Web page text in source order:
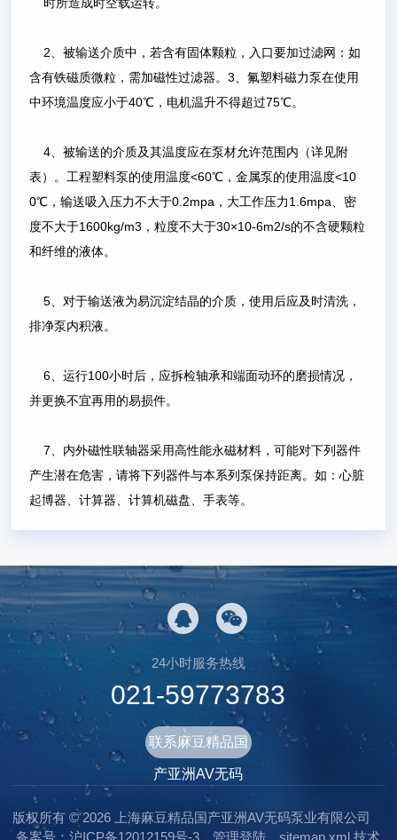
2、被输送介质中，若含有固体颗粒，入口要加过滤网：如
含有铁磁质微粒，需加磁性过滤器。3、氟塑料磁力泵在使用
中环境温度应小于40℃，电机温升不得超过75℃。
4、被输送的介质及其温度应在泵材允许范围内（详见附
表）。工程塑料泵的使用温度<60℃，金属泵的使用温度<10
0℃，输送吸入压力不大于0.2mpa，大工作压力1.6mpa、密
度不大于1600kg/m3，粒度不大于30×10-6m2/s的不含硬颗粒
和纤维的液体。
5、对于输送液为易沉淀结晶的介质，使用后应及时清洗，
排净泵内积液。
6、运行100小时后，应拆检轴承和端面动环的磨损情况，
并更换不宜再用的易损件。
7、内外磁性联轴器采用高性能永磁材料，可能对下列器件
产生潜在危害，请将下列器件与本系列泵保持距离。如：心脏
起博器、计算器、计算机磁盘、手表等。
24小时服务热线
021-59773783
联系麻豆精品国
产亚洲AV无码
版权所有 © 2026 上海麻豆精品国产亚洲AV无码泵业有限公司
备案号：沪ICP备12012159号-3
管理登陆 sitemap.xml 技术